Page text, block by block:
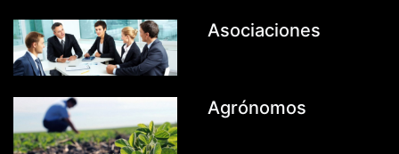
Asociaciones
Agrónomos